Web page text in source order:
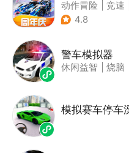
动作冒险 竞速
| 跑跑卡丁车
4.8
警车模拟器
休闲益智 烧脑
模拟赛车停车